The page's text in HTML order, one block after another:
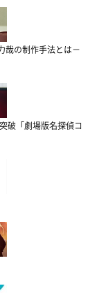
哉の制作手法とは－
破「劇場版名探偵コ